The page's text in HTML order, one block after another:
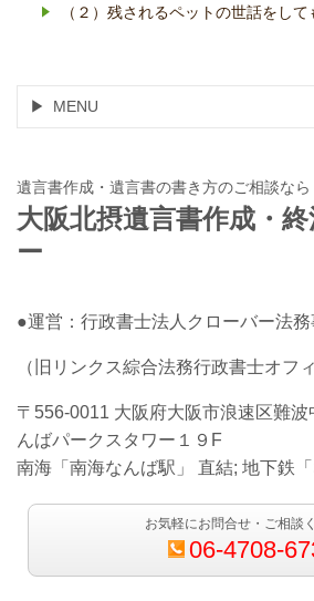
（２）残されるペットの世話をし
MENU
遺言書作成・遺言書の書き方のご相談なら
大阪北摂遺言書作成・
ー
●運営：行政書士法人クローバー法
（旧リンクス綜合法務行政書士オフィ
〒556-0011 大阪府大阪市浪速区難
んばパークスタワー１９F
南海「南海なんば駅」 直結; 地下鉄
お気軽にお問合せ・ご相談
06-4708-